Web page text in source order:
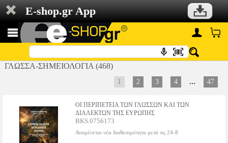
E-shop.gr App
ΓΛΩΣΣΑ-ΣΗΜΕΙΟΛΟΓΙΑ (468)
1 2 3 4 ... 47
ΟΙ ΠΕΡΙΠΕΤΕΙΑ ΤΩΝ ΓΛΩΣΣΩΝ ΚΑΙ ΤΩΝ
ΔΙΑΛΕΚΤΩΝ ΤΗΣ ΕΥΡΩΠΗΣ
BKS.0756173
Αναμένεται νέα διαθεσιμότητα μετά τις 24-8